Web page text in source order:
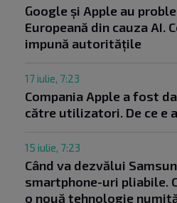
Google și Apple au
Europeană din cauza AI.
impună autoritățile
17 iulie, 7:23
Compania Apple a fost
către utilizatori. De ce e
15 iulie, 7:23
Când va dezvălui
smartphone-uri pliabile.
o nouă tehnologie